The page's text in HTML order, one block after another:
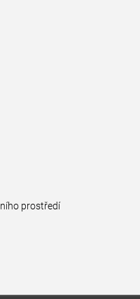
prostředí